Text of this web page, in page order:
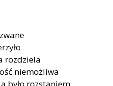
rozdziela
niemożliwa